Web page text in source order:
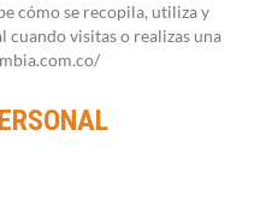
cómo se recopila, utiliza y
visitas o realizas una